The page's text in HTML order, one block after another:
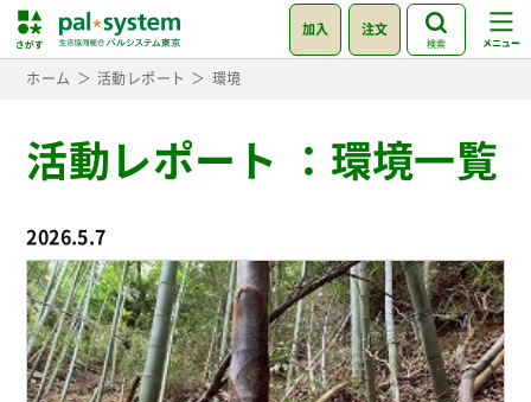
加入 注文
検索
ホーム 活動レポート 環境
活動レポート ： 環境一覧
2026.5.7